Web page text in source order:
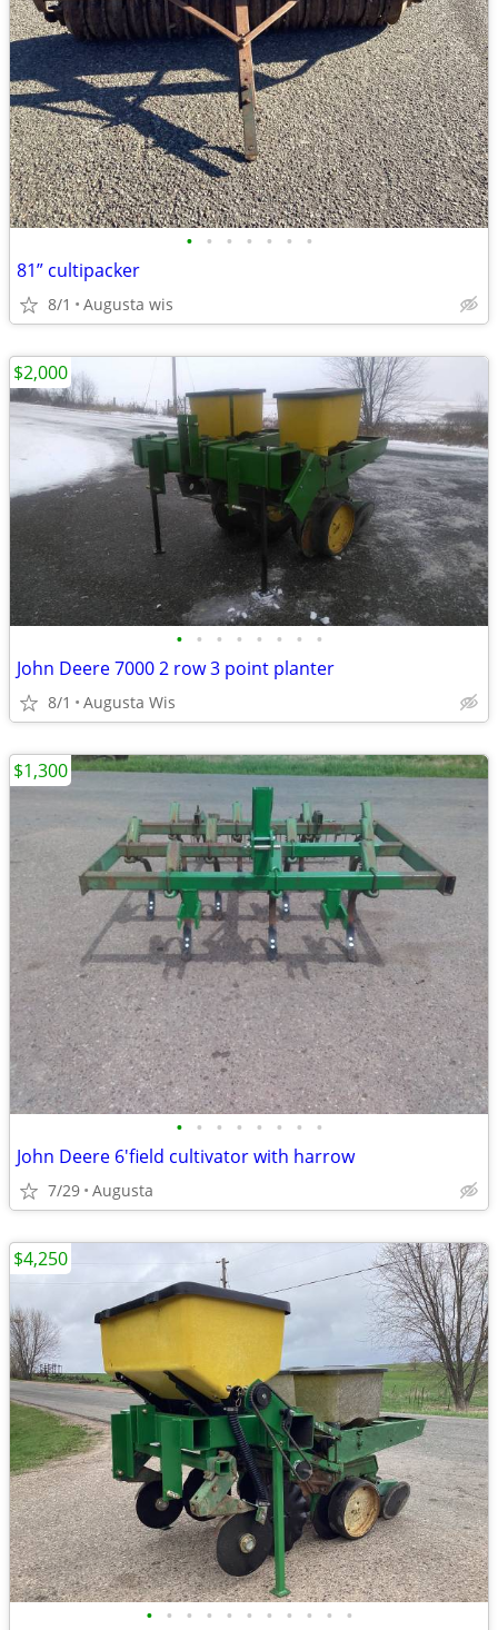
• • • • • • •
81” cultipacker
8/1 Augusta wis
• • • • • • • •
John Deere 7000 2 row 3 point planter
8/1 Augusta Wis
$2,000
• • • • • • • •
John Deere 6'field cultivator with harrow
7/29 Augusta
$1,300
• • • • • • • • • • •
$4,250